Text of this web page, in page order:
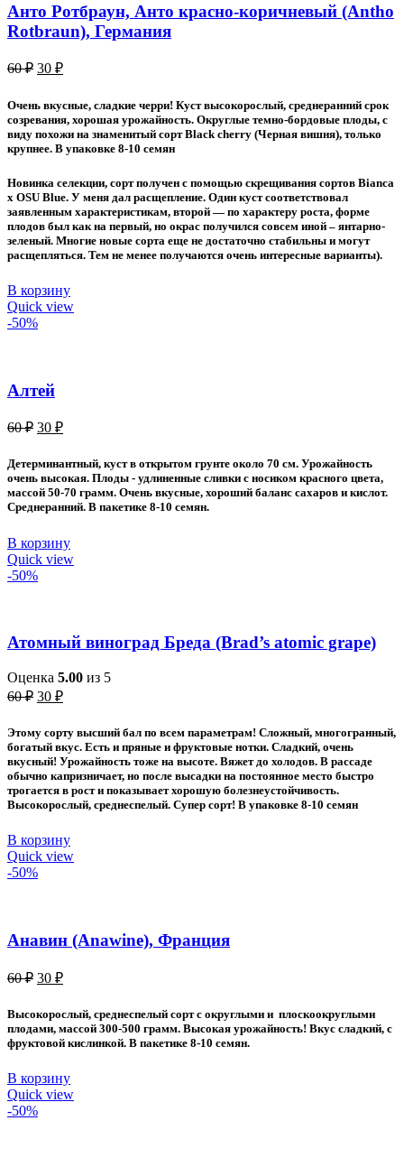
Анто Ротбраун, Анто красно-коричневый (Antho
Rotbraun), Германия
60₽ Первоначальная
60 ₽.
30 ₽Текущая
Очень вкусные, сладкие черри! Куст высокорослый, среднеранний срок
созревания, хорошая урожайность. Округлые темно-бордовые плоды, с
виду похожи на знаменитый сорт Black cherry (Черная вишня), только
крупнее. В упаковке 8-10 семян
Новинка селекции, сорт получен с помощью скрещивания сортов Bianca
x OSU Blue. У меня дал расщепление. Один куст соответствовал
заявленным характеристикам, второй — по характеру роста, форме
плодов был как на первый, но окрас получился совсем иной – янтарно-
зеленый. Многие новые сорта еще не достаточно стабильны и могут
расщепляться. Тем не менее получаются очень интересные варианты).
В корзину
Quick view
-50%
Алтей
60₽ Первоначальная
составляла
60 ₽.
30 ₽Текущая
30 ₽.
Детерминантный, куст в открытом грунте около 70 см. Урожайность
очень высокая. Плоды - удлиненные сливки с носиком красного цвета,
массой 50-70 грамм. Очень вкусные, хороший баланс сахаров и кислот.
Среднеранний. В пакетике 8-10 семян.
В корзину
Quick view
-50%
Атомный виноград Бреда (Brad’s atomic grape)
Оценка 5.00 из 5
60₽ Первоначальная
60 ₽.
30 ₽Текущая
30 ₽.
Этому сорту высший бал по всем параметрам! Сложный, многогранный,
богатый вкус. Есть и пряные и фруктовые нотки. Сладкий, очень
вкусный! Урожайность тоже на высоте. Вяжет до холодов. В рассаде
обычно капризничает, но после высадки на постоянное место быстро
трогается в рост и показывает хорошую болезнеустойчивость.
Высокорослый, среднеспелый. Супер сорт! В упаковке 8-10 семян
В корзину
Quick view
-50%
Анавин (Anawine), Франция
60₽ Первоначальная
составляла
60 ₽.
30 ₽Текущая
30 ₽.
Высокорослый, среднеспелый сорт с округлыми и плоскоокруглыми
плодами, массой 300-500 грамм. Высокая урожайность! Вкус сладкий, с
фруктовой кислинкой. В пакетике 8-10 семян.
В корзину
Quick view
-50%